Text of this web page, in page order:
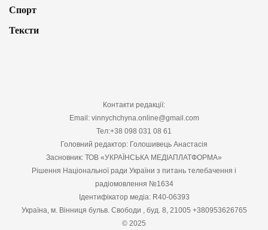
Спорт
Тексти
Контакти редакції:
Email: vinnychchyna.online@gmail.com
Тел:+38 098 031 08 61
Головний редактор: Голошивець Анастасія
Засновник: ТОВ «УКРАЇНСЬКА МЕДІАПЛАТФОРМА»
Рішення Національної ради України з питань телебачення і
радіомовлення №1634
Ідентифікатор медіа: R40-06393
Україна, м. Вінниця бульв. Свободи , буд. 8, 21005 +380953626765
© 2025